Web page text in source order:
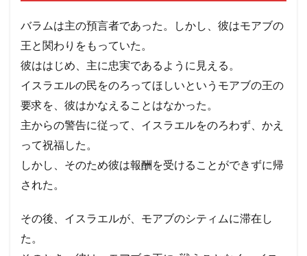
バラムは主の預言者であった。しかし、彼はモアブの
王と関わりをもっていた。
彼ははじめ、主に忠実であるように見える。
イスラエルの民をのろってほしいというモアブの王の
要求を、彼はかなえることはなかった。
主からの警告に従って、イスラエルをのろわず、かえ
って祝福した。
しかし、そのため彼は報酬を受けることができずに帰
された。
その後、イスラエルが、モアブのシティムに滞在し
た。